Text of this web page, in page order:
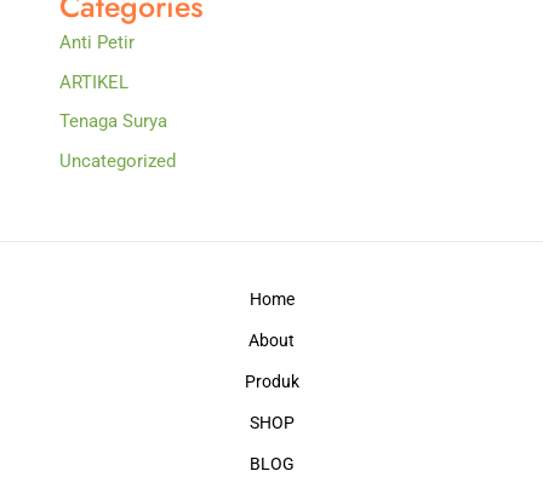
Anti Petir
ARTIKEL
Tenaga Surya
Uncategorized
Home
About
Produk
SHOP
BLOG